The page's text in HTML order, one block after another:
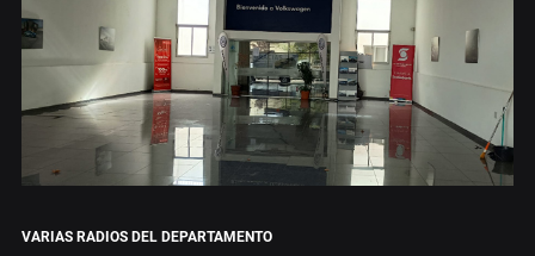
VARIAS RADIOS DEL DEPARTAMENTO